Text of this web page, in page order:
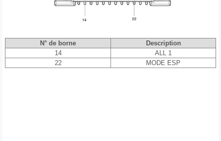
N° de borne
Description
14
ALL 1
22
MODE ESP